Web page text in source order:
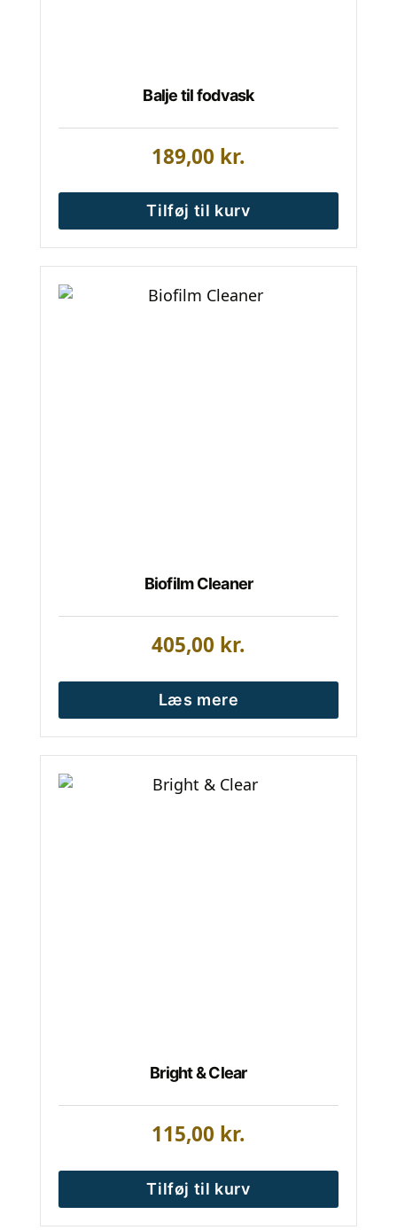
Balje til fodvask
189,00 kr.
Tilføj til kurv
Biofilm Cleaner
405,00 kr.
Læs mere
Bright & Clear
115,00 kr.
Tilføj til kurv